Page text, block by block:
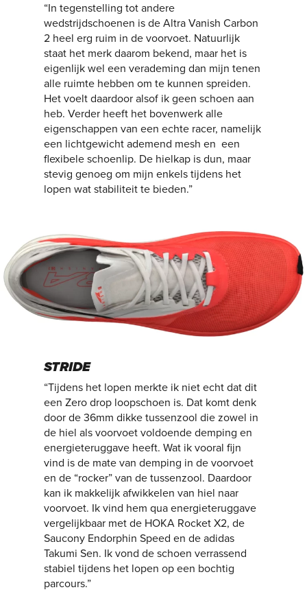
“In tegenstelling tot andere
wedstrijdschoenen is de Altra Vanish Carbon
2 heel erg ruim in de voorvoet. Natuurlijk
staat het merk daarom bekend, maar het is
eigenlijk wel een verademing dan mijn tenen
alle ruimte hebben om te kunnen spreiden.
Het voelt daardoor alsof ik geen schoen aan
heb. Verder heeft het bovenwerk alle
eigenschappen van een echte racer, namelijk
een lichtgewicht ademend mesh en een
flexibele schoenlip. De hielkap is dun, maar
stevig genoeg om mijn enkels tijdens het
lopen wat stabiliteit te bieden.”
STRIDE
“Tijdens het lopen merkte ik niet echt dat dit
een Zero drop loopschoen is. Dat komt denk
door de 36mm dikke tussenzool die zowel in
de hiel als voorvoet voldoende demping en
energieteruggave heeft. Wat ik vooral fijn
vind is de mate van demping in de voorvoet
en de “rocker” van de tussenzool. Daardoor
kan ik makkelijk afwikkelen van hiel naar
voorvoet. Ik vind hem qua energieteruggave
vergelijkbaar met de HOKA Rocket X2, de
Saucony Endorphin Speed en de adidas
Takumi Sen. Ik vond de schoen verrassend
stabiel tijdens het lopen op een bochtig
parcours.”